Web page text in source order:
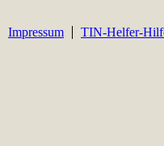
Impressum TIN-Helfer-